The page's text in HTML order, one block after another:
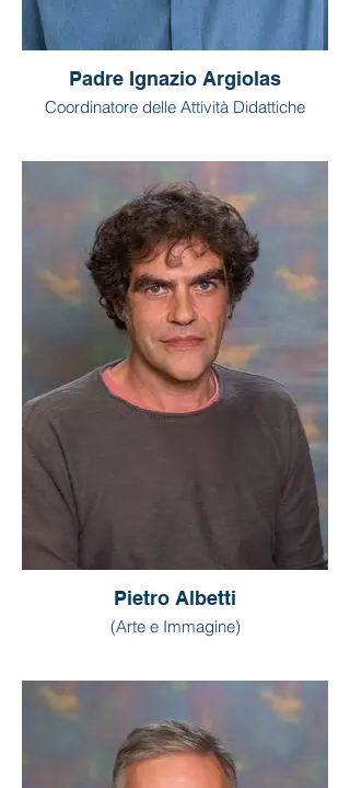
Padre Ignazio Argiolas
Coordinatore delle Attività Didattiche
Pietro Albetti
(Arte e Immagine)